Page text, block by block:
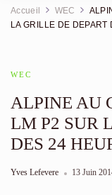
Actualité
Accueil WEC
LA GRILLE DE
WEC
ALPINE AU
LM P2 SUR
DES 24
Yves Lefevere 13 Juin